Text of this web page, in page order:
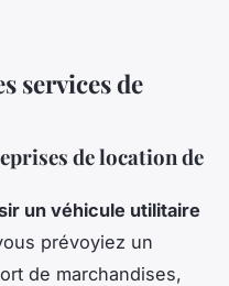
services de
de location de
un véhicule utilitaire
prévoyiez un
de marchandises,